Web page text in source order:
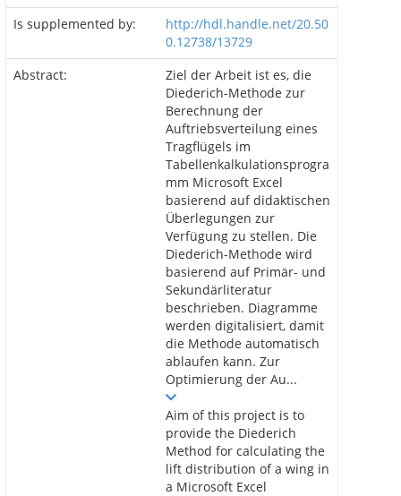
Is supplemented by:
http://hdl.handle.net/20.50
0.12738/13729
Abstract:
Ziel der Arbeit ist es, die
Diederich-Methode zur
Berechnung der
Auftriebsverteilung eines
Tragflügels im
Tabellenkalkulationsprogra
mm Microsoft Excel
basierend auf didaktischen
Überlegungen zur
Verfügung zu stellen. Die
Diederich-Methode wird
basierend auf Primär- und
Sekundärliteratur
beschrieben. Diagramme
werden digitalisiert, damit
die Methode automatisch
ablaufen kann. Zur
Optimierung der Au...
Aim of this project is to
provide the Diederich
Method for calculating the
lift distribution of a wing in
a Microsoft Excel